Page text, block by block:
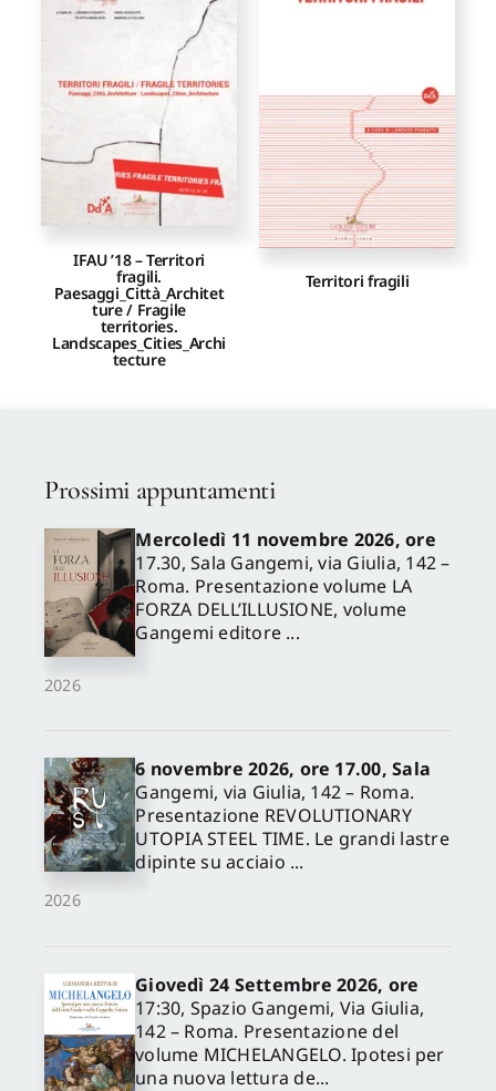
Proposte di pubblicazione
Gangemi Editore
Newsletter
IFAU ’18 – Territori
fragili.
Paesaggi_Città_Architet
ture / Fragile
territories.
Landscapes_Cities_Archi
tecture
Territori fragili
Prossimi appuntamenti
2026
Mercoledì 11 novembre 2026, ore
17.30, Sala Gangemi, via Giulia, 142 –
Roma. Presentazione volume LA
FORZA DELL’ILLUSIONE, volume
Gangemi editore ...
2026
6 novembre 2026, ore 17.00, Sala
Gangemi, via Giulia, 142 – Roma.
Presentazione REVOLUTIONARY
UTOPIA STEEL TIME. Le grandi lastre
dipinte su acciaio ...
Giovedì 24 Settembre 2026, ore
17:30, Spazio Gangemi, Via Giulia,
142 – Roma. Presentazione del
volume MICHELANGELO. Ipotesi per
una nuova lettura de...